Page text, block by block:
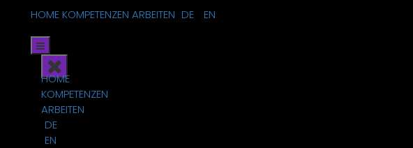
HOME KOMPETENZEN ARBEITEN DE EN
HOME
KOMPETENZEN
ARBEITEN
DE
EN